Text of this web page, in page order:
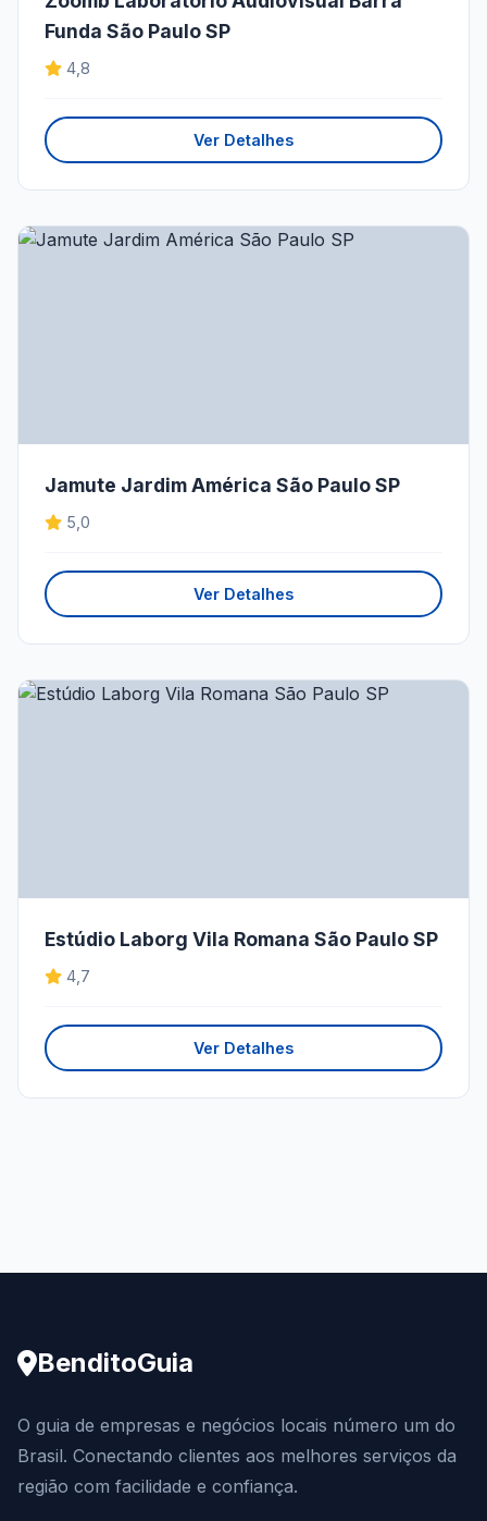
Funda São Paulo SP
4,8
Ver Detalhes
Jamute Jardim América São Paulo SP
5,0
Ver Detalhes
Estúdio Laborg Vila Romana São Paulo SP
4,7
Ver Detalhes
BenditoGuia
O guia de empresas e negócios locais número um do
Brasil. Conectando clientes aos melhores serviços da
região com facilidade e confiança.